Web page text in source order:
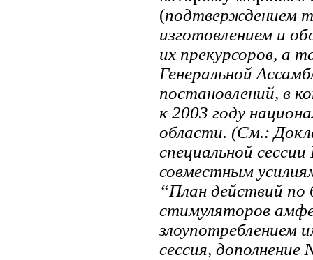
(подтверждением
изготовлением и
их прекурсоров, а
Генеральной
постановлений, в
к 2003 году
области. (См.:
специальной
совместным
“План действий по
стимуляторов
злоупотреблением
сессия,